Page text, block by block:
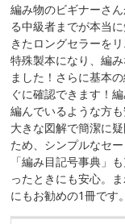
編み物のビギナーさ
る中級者までが本当
きたロングセラーを
特殊製本になり、編
ました！さらに基本
ぐに確認できます！
編んでいるような方
大きな図解で簡潔に
ため、シンプルなセ
「編み目記号事典」
ったときにも安心。
にもお勧めの1冊です。